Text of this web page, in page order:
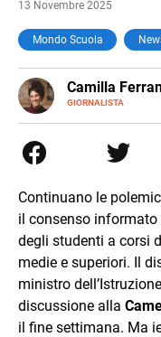
13 Novembre 2025
Mondo Scuola
Camilla
GIORNALISTA
E-
MAIL
LINKEDIN
di trasformare
da lì non mi
mente.
Continuano le
il consenso
degli studenti a corsi
medie e superiori. Il
ministro
discussione alla
il fine settimana. Ma